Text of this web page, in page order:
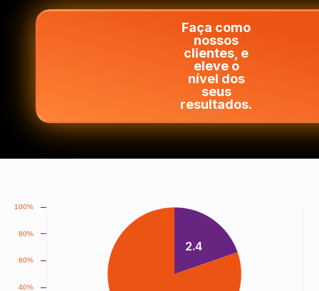
Faça como
nossos
clientes, e
eleve o
nível dos
seus
resultados.